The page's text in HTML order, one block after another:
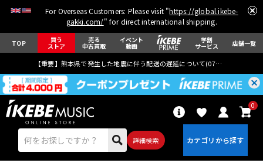
For Overseas Customers: Please visit "https://global.ikebe-
gakki.com/" for direct international shipping.
TOP 買う
ストア
売る
中古買取
イベント
動画
学割
サービス 店舗一覧
【重要】熊本県で発生した地震に伴う配送の遅延について(07月29日
詳細検索
0